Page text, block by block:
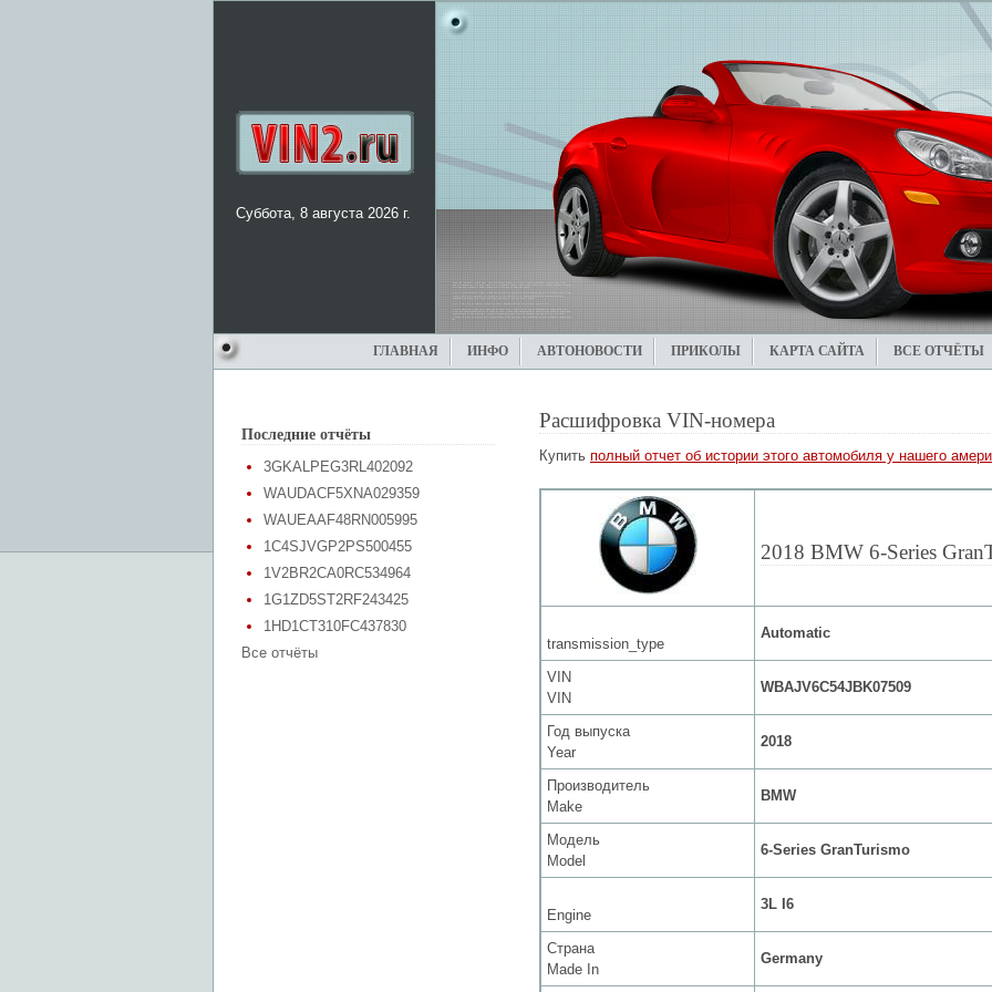
Суббота, 8 августа 2026 г.
ГЛАВНАЯ ИНФО АВТОНОВОСТИ ПРИКОЛЫ КАРТА САЙТА ВСЕ ОТЧЁТЫ
Последние отчёты
3GKALPEG3RL402092
WAUDACF5XNA029359
WAUEAAF48RN005995
1C4SJVGP2PS500455
1V2BR2CA0RC534964
1G1ZD5ST2RF243425
1HD1CT310FC437830
Все отчёты
Расшифровка VIN-номера
Купить полный отчет об истории этого автомобиля у нашего
2018 BMW 6-Series
transmission_type
Automatic
VIN
VIN
WBAJV6C54JBK07509
Год выпуска
Year
2018
Производитель
Make
BMW
Модель
Model
6-Series GranTurismo
Engine
3L I6
Страна
Made In
Germany